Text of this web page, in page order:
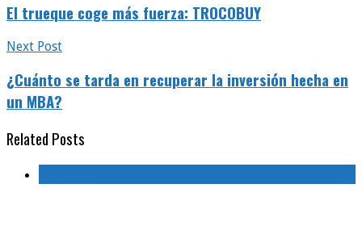
El trueque coge más fuerza: TROCOBUY
Next Post
¿Cuánto se tarda en recuperar la inversión hecha en
un MBA?
Related Posts